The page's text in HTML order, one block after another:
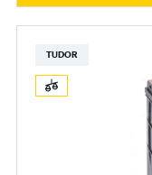
TUDOR